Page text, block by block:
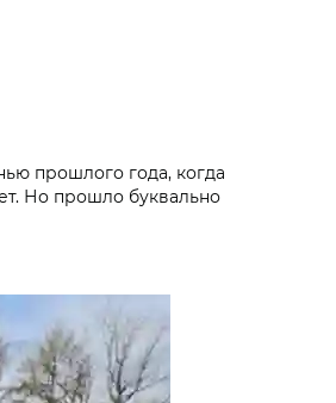
прошлого года, когда
Но прошло буквально